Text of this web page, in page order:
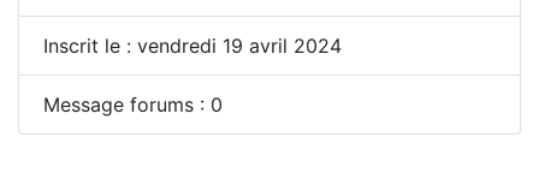
Inscrit le : vendredi 19 avril 2024
Message forums : 0